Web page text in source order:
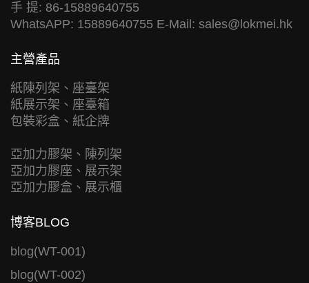
手 提: 86-15889640755
WhatsAPP: 15889640755 E-Mail: sales@lokmei.hk
主營產品
紙陳列架、座臺架
紙展示架、座臺箱
包裝彩盒、紙企牌
亞加力膠架、陳列架
亞加力膠座、展示架
亞加力膠盒、展示櫃
博客BLOG
blog(WT-001)
blog(WT-002)